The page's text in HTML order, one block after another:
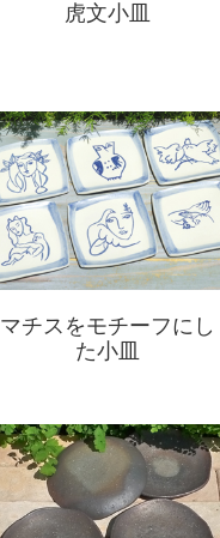
虎文小皿
マチスをモチーフにし
た小皿